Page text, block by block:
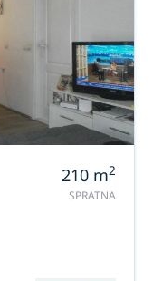
210 m2
SPRATNA